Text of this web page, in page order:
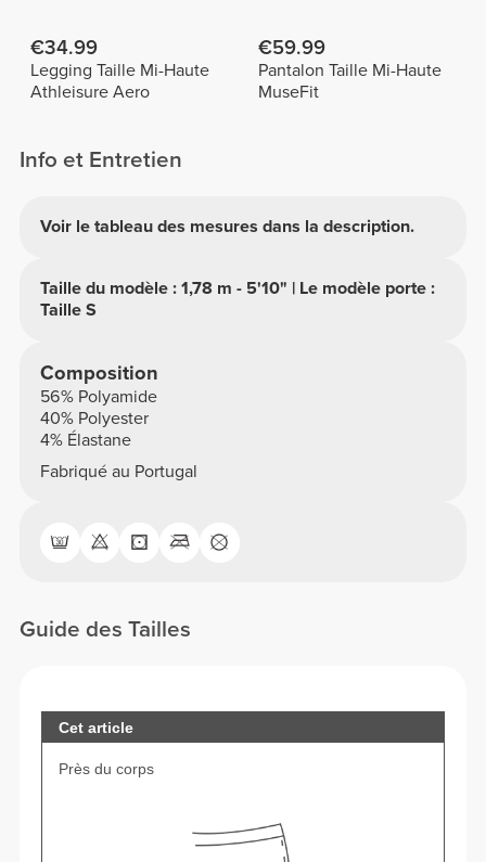
€34.99
Legging Taille Mi-Haute
Athleisure Aero
€59.99
Pantalon Taille Mi-Haute
MuseFit
Info et Entretien
Voir le tableau des mesures dans la description.
Taille du modèle : 1,78 m - 5'10" | Le modèle porte :
Taille S
Composition
56% Polyamide
40% Polyester
4% Élastane
Fabriqué au Portugal
Guide des Tailles
Cet article
Près du corps